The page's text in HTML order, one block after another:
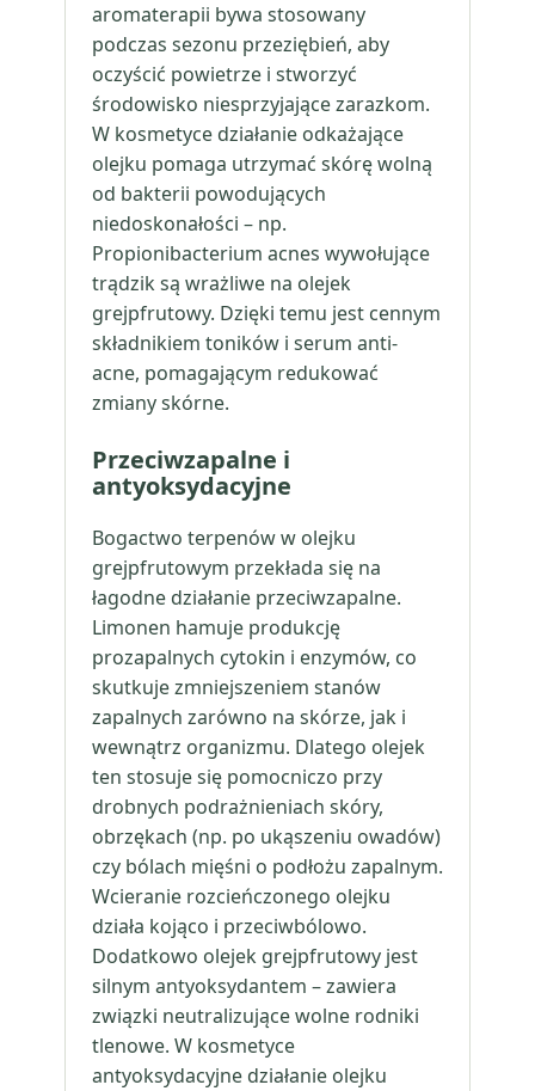
aromaterapii bywa stosowany
podczas sezonu przeziębień, aby
oczyścić powietrze i stworzyć
środowisko niesprzyjające zarazkom.
W kosmetyce działanie odkażające
olejku pomaga utrzymać skórę wolną
od bakterii powodujących
niedoskonałości – np.
Propionibacterium acnes wywołujące
trądzik są wrażliwe na olejek
grejpfrutowy. Dzięki temu jest cennym
składnikiem toników i serum anti-
acne, pomagającym redukować
zmiany skórne.
Przeciwzapalne i
antyoksydacyjne
Bogactwo terpenów w olejku
grejpfrutowym przekłada się na
łagodne działanie przeciwzapalne.
Limonen hamuje produkcję
prozapalnych cytokin i enzymów, co
skutkuje zmniejszeniem stanów
zapalnych zarówno na skórze, jak i
wewnątrz organizmu. Dlatego olejek
ten stosuje się pomocniczo przy
drobnych podrażnieniach skóry,
obrzękach (np. po ukąszeniu owadów)
czy bólach mięśni o podłożu zapalnym.
Wcieranie rozcieńczonego olejku
działa kojąco i przeciwbólowo.
Dodatkowo olejek grejpfrutowy jest
silnym antyoksydantem – zawiera
związki neutralizujące wolne rodniki
tlenowe. W kosmetyce
antyoksydacyjne działanie olejku